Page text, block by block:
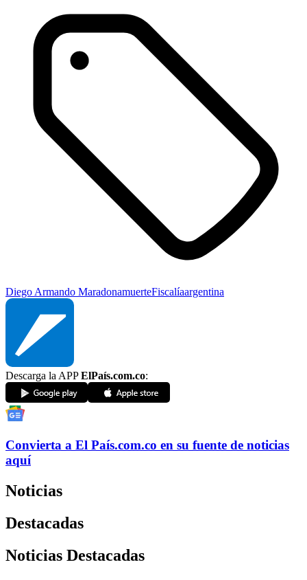
Diego Armando MaradonamuerteFiscalíaargentina
Descarga la APPElPaís.com.co:
Convierta a El País.com.co en su fuente de noticias
aquí
Noticias
Destacadas
Noticias Destacadas